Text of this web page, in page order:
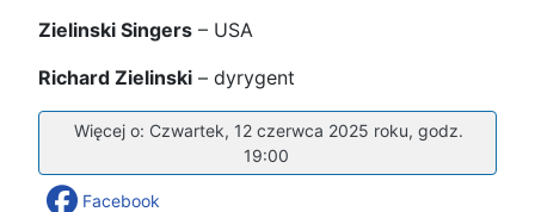
Zielinski Singers – USA
Richard Zielinski – dyrygent
Więcej o: Czwartek, 12 czerwca 2025 roku, godz.
19:00
Facebook